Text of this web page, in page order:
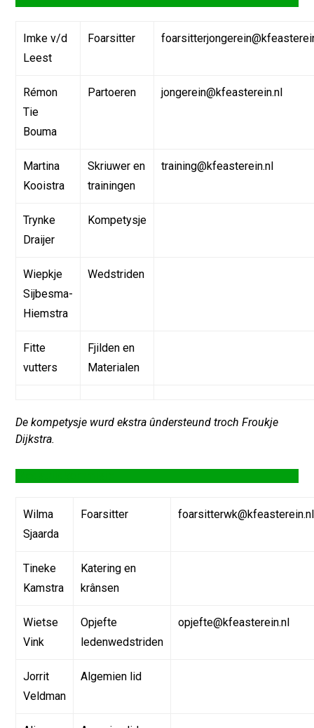
Imke v/d
Leest
Foarsitter
Rémon
Tie
Bouma
Partoeren jongerein@kfeasterein.nl
Martina
Kooistra
Skriuwer en
trainingen
training@kfeasterein.nl
Trynke
Draijer
Kompetysje
Wiepkje
Sijbesma-
Hiemstra
Wedstriden
Fitte
vutters
Fjilden en
Materialen
De kompetysje wurd ekstra ûndersteund troch Froukje
Dijkstra.
Wilma
Sjaarda
Foarsitter foarsitterwk@kfeasterein.nl
Tineke
Kamstra
Katering en
krânsen
Wietse
Vink
Opjefte
ledenwedstriden
opjefte@kfeasterein.nl
Jorrit
Veldman
Algemien lid